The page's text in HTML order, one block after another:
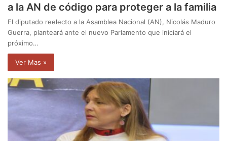
a la AN de código para proteger a la familia
El diputado reelecto a la Asamblea Nacional (AN), Nicolás Maduro
Guerra, planteará ante el nuevo Parlamento que iniciará el
próximo…
Ver Mas »